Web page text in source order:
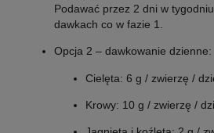
Podawać przez 2 dni w
dawkach co w fazie 1.
Opcja 2 – dawkowanie dzienne:
Cielęta: 6 g / zwierzę /
Krowy: 10 g / zwierzę /